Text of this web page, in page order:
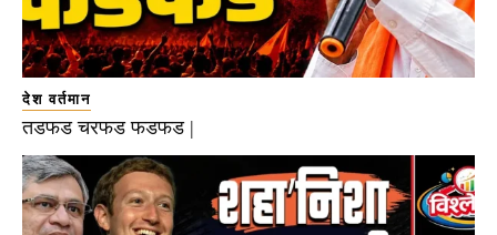
देश वर्तमान
तडफड चरफड फडफड |